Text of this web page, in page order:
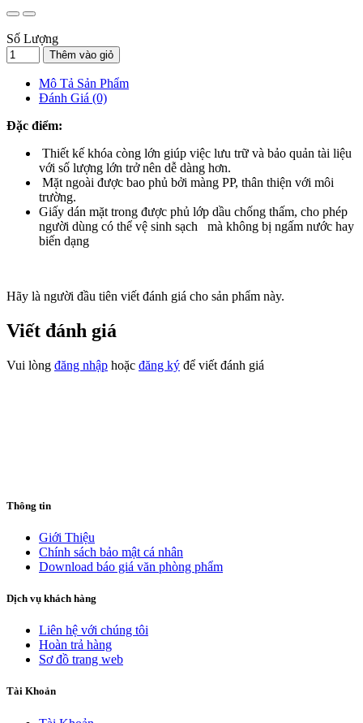
Số Lượng
Thêm vào giỏ
Mô Tả Sản Phẩm
Đánh Giá (0)
Đặc điểm:
Thiết kế khóa còng lớn giúp việc lưu trữ và bảo quản tài liệu
với số lượng lớn trở nên dễ dàng hơn.
Mặt ngoài được bao phủ bởi màng PP, thân thiện với môi
trường.
Giấy dán mặt trong được phủ lớp dầu chống thấm, cho phép
người dùng có thể vệ sinh sạch mà không bị ngấm nước hay
biến dạng
Hãy là người đầu tiên viết đánh giá cho sản phẩm này.
Viết đánh giá
Vui lòng đăng nhập hoặc đăng ký để viết đánh giá
Thông tin
Giới Thiệu
Chính sách bảo mật cá nhân
Download báo giá văn phòng phẩm
Dịch vụ khách hàng
Liên hệ với chúng tôi
Hoàn trả hàng
Sơ đồ trang web
Tài Khoản